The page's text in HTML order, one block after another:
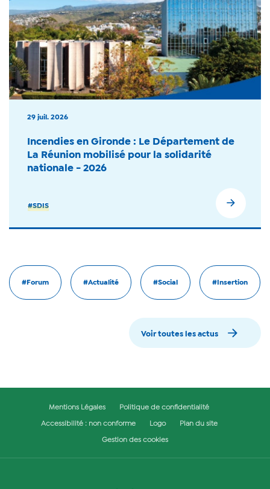
29 juil. 2026
Incendies en Gironde : Le Département de
La Réunion mobilisé pour la solidarité
nationale - 2026
#SDIS
#Forum #Actualité #Social #Insertion
Voir toutes les actus
Mentions Légales Politique de confidentialité
Accessibilité : non conforme Logo Plan du site
Gestion des cookies